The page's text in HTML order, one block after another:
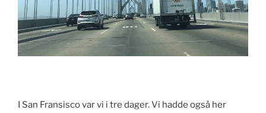
I San Fransisco var vi i tre dager. Vi hadde også her